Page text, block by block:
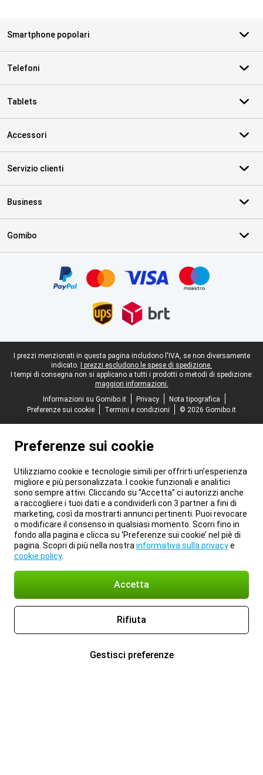
Smartphone popolari
Telefoni
Tablets
Accessori
Servizio clienti
Business
Gomibo
Piè di pagina legale
I prezzi menzionati in questa pagina includono l'IVA, se non diversamente
indicato.
I prezzi escludono le spese di spedizione.
I tempi di consegna non si applicano a tutti i prodotti o metodi di spedizione:
maggiori informazioni.
Informazioni su Gomibo.it
Privacy
Nota tipografica
Preferenze sui cookie
Termini e condizioni © 2026 Gomibo.it
Preferenze sui cookie
Utilizziamo cookie e tecnologie simili per offrirti un’esperienza
migliore e più personalizzata. I cookie funzionali e analitici
sono sempre attivi. Cliccando su “Accetta” ci autorizzi anche
a raccogliere i tuoi dati e a condividerli con 3 partner a fini di
marketing, così da mostrarti annunci pertinenti. Puoi revocare
o modificare il consenso in qualsiasi momento. Scorri fino in
fondo alla pagina e clicca su ‘Preferenze sui cookie’ nel piè di
pagina. Scopri di più nella nostra informativa sulla privacye
cookie policy.
Accetta
Rifiuta
Gestisci preferenze